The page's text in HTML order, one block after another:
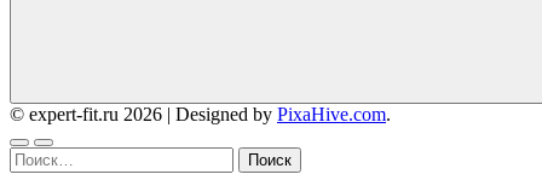
© expert-fit.ru 2026 | Designed by PixaHive.com.
Найти: